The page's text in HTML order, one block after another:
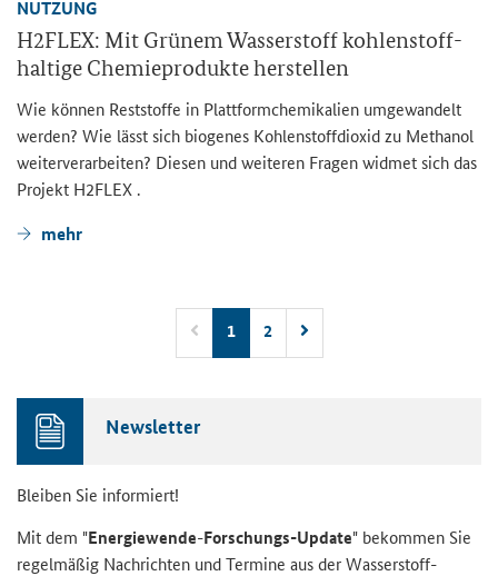
NUT­ZUNG
H2FLEX: Mit Grü­nem Was­ser­stoff koh­len­stoff­
hal­ti­ge Che­mie­pro­duk­te her­stel­len
Wie kön­nen Rest­stof­fe in Platt­form­che­mi­ka­li­en um­ge­wan­delt
wer­den? Wie lässt sich bio­ge­nes Koh­len­stoff­di­oxid zu Me­tha­nol
wei­ter­ver­ar­bei­ten? Die­sen und wei­te­ren Fra­gen wid­met sich das
Pro­jekt H2FLEX .
mehr
1 2
News­let­ter
Blei­ben Sie in­for­miert!
Mit dem "En­er­gie­wen­de-Forschungs-​Update" be­kom­men Sie
re­gel­mä­ßig Nach­rich­ten und Ter­mi­ne aus der Wasserstoff-​